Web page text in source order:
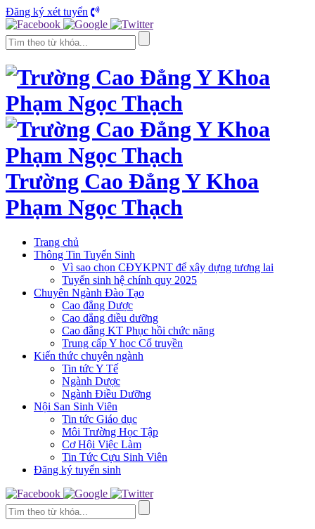
Đăng ký xét tuyển
Trường Cao Đẳng Y Khoa
Phạm Ngọc Thạch
Trang chủ
Thông Tin Tuyển Sinh
Vì sao chọn CĐYKPNT để xây dựng tương lai
Tuyển sinh hệ chính quy 2025
Chuyên Ngành Đào Tạo
Cao đẳng Dược
Cao đẳng điều dưỡng
Cao đẳng KT Phục hồi chức năng
Trung cấp Y học Cổ truyền
Kiến thức chuyên ngành
Tin tức Y Tế
Ngành Dược
Ngành Điều Dưỡng
Nội San Sinh Viên
Tin tức Giáo dục
Môi Trường Học Tập
Cơ Hội Việc Làm
Tin Tức Cựu Sinh Viên
Đăng ký tuyển sinh